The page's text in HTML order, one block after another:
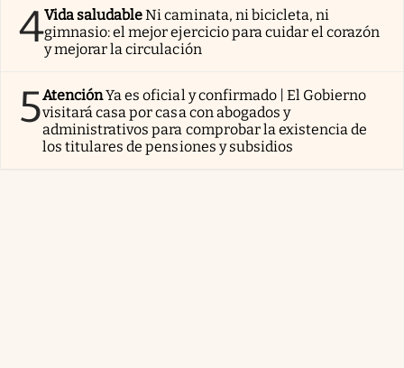
4Vida saludableNi caminata, ni bicicleta, ni
gimnasio: el mejor ejercicio para cuidar el corazón
y mejorar la circulación
5AtenciónYa es oficial y confirmado | El Gobierno
visitará casa por casa con abogados y
administrativos para comprobar la existencia de
los titulares de pensiones y subsidios